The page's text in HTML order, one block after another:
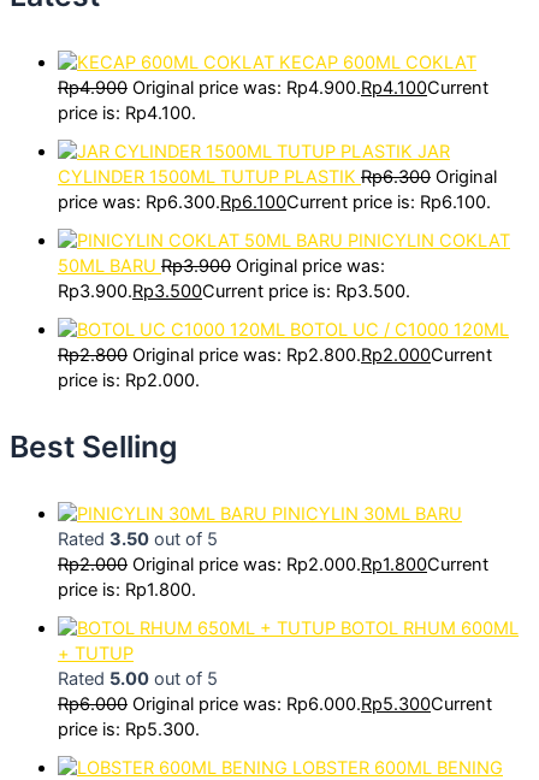
KECAP 600ML COKLAT
Rp4.900 Original price was: Rp4.900.Rp4.100Current
price is: Rp4.100.
JAR
CYLINDER 1500ML TUTUP PLASTIK Rp6.300 Original
price was: Rp6.300.Rp6.100Current price is: Rp6.100.
PINICYLIN COKLAT
50ML BARU Rp3.900 Original price was:
Rp3.900.Rp3.500Current price is: Rp3.500.
BOTOL UC / C1000 120ML
Rp2.800 Original price was: Rp2.800.Rp2.000Current
price is: Rp2.000.
Best Selling
PINICYLIN 30ML BARU
Rated 3.50 out of 5
Rp2.000 Original price was: Rp2.000.Rp1.800Current
price is: Rp1.800.
BOTOL RHUM 600ML
+ TUTUP
Rated 5.00 out of 5
Rp6.000 Original price was: Rp6.000.Rp5.300Current
price is: Rp5.300.
LOBSTER 600ML BENING